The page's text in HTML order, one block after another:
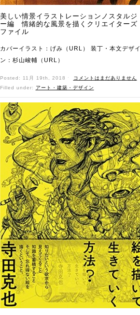
美しい情景イラストレーションノスタルジ
ー編 情緒的な風景を描くクリエイターズ
ファイル
カバーイラスト：げみ（URL） 装丁・本文デザイ
ン：杉山峻輔（URL）
Posted: 11月 19th, 2018 ˑ
コメントはまだありません
Filled under:
アート・建築・デザイン